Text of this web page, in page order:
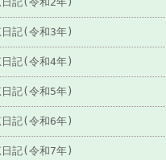
日記(令和3年)
日記(令和4年)
日記(令和5年)
日記(令和6年)
日記(令和7年)